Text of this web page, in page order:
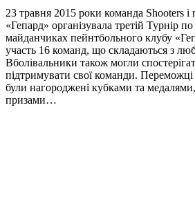
23 травня 2015 роки команда Shooters
«Гепард» організувала третій Турнір
майданчиках пейнтбольного клубу
участь 16 команд, що складаються з
Вболівальники також могли
підтримувати свої команди.
були нагороджені кубками та
призами…